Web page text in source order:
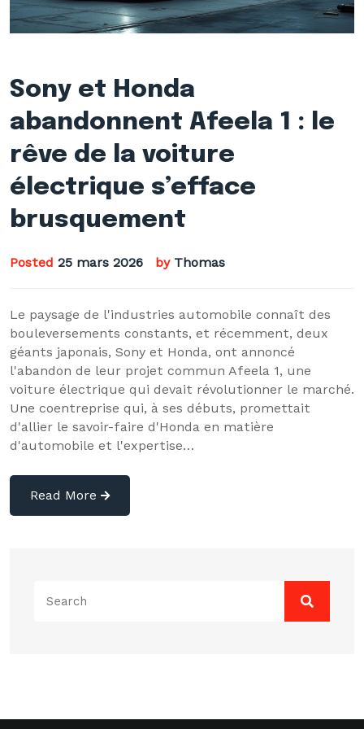
Sony et Honda
abandonnent Afeela 1 : le
rêve de la voiture
électrique s’efface
brusquement
Posted 25 mars 2026 by Thomas
Le paysage de l'industries automobile connaît des
bouleversements constants, et récemment, deux
géants japonais, Sony et Honda, ont annoncé
l'abandon de leur projet commun Afeela 1, une
voiture électrique qui devait révolutionner le marché.
Une coentreprise qui, à ses débuts, promettait
d'allier le savoir-faire d'Honda en matière
d'automobile et l'expertise…
Read More
for: